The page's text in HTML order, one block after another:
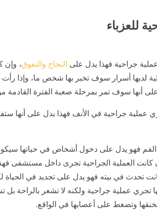
للعزباء
عملية جراحية فهذا يدل على النجاح والتفوق، وإن
لديها أسرار سوف تخبر بها شخص ما، وإذا رأت
أنها سوف تمر بمرحلة صعبة الفترة القادمة
عملية جراحية في الأنف فهذا يدل على أنها
فهو يدل على دخول أشخاص في حياتها سيكون
كانت العملية الجراحية تجرى داخل مستشفى
تحدث في بيته فهو يدل على تجديد في
تجري عملية جراحية ولكنه لا تشعر بالراحة بل
وتضغط على أعصابها في الواقع.